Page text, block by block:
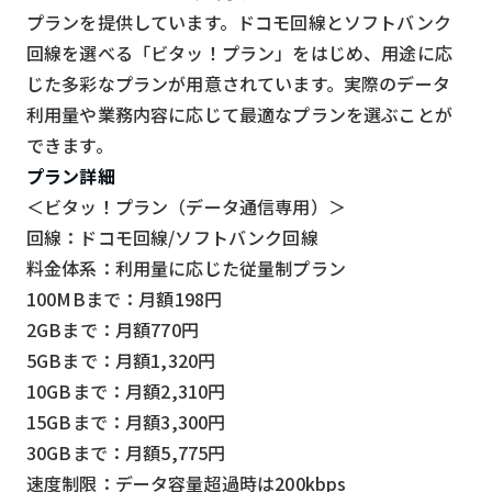
プランを提供しています。ドコモ回線とソフトバンク
回線を選べる「ビタッ！プラン」をはじめ、用途に応
じた多彩なプランが用意されています。実際のデータ
利用量や業務内容に応じて最適なプランを選ぶことが
できます。
プラン詳細
＜ビタッ！プラン（データ通信専用）＞
回線：ドコモ回線/ソフトバンク回線
料金体系：利用量に応じた従量制プラン
100MBまで：月額198円
2GBまで：月額770円
5GBまで：月額1,320円
10GBまで：月額2,310円
15GBまで：月額3,300円
30GBまで：月額5,775円
速度制限：データ容量超過時は200kbps